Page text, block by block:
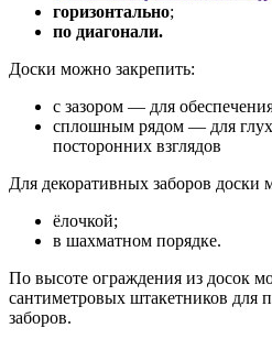
горизонтально;
по диагонали.
Доски можно закрепить:
с зазором — для
сплошным рядом — для
посторонних взглядов
Для декоративных заборов доски
ёлочкой;
в шахматном порядке.
По высоте ограждения из досок
сантиметровых штакетников для
заборов.